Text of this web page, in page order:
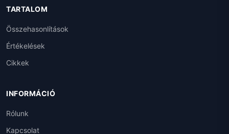
TARTALOM
Összehasonlítások
Értékelések
Cikkek
INFORMÁCIÓ
Rólunk
Kapcsolat